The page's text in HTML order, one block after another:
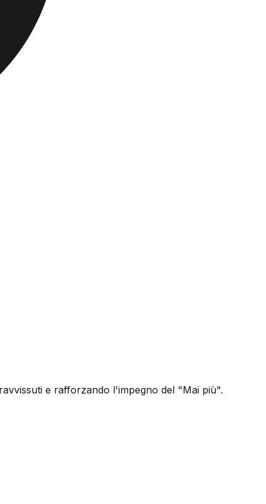
e rafforzando l'impegno del "Mai più".